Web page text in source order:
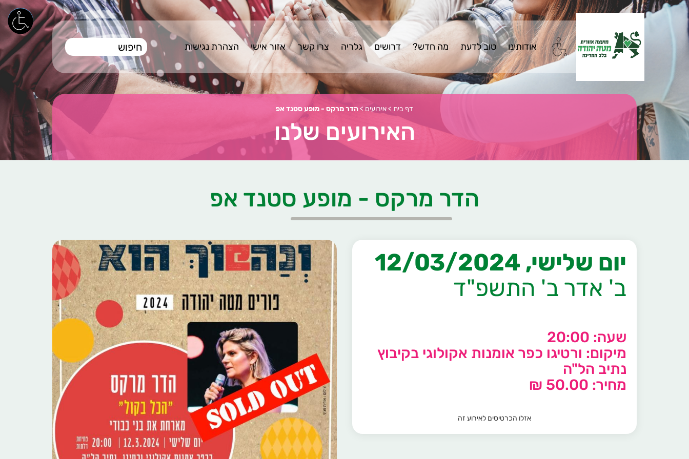
אודותינו טוב לדעת מה חדש? דרושים גלריה צרו קשר אזור אישי הצהרת נגישות
דף בית >אירועים>הדר מרקס - מופע סטנד אפ
האירועים שלנו
הדר מרקס - מופע סטנד אפ
יום שלישי, 12/03/2024
ב' אדר ב' התשפ"ד
שעה: 20:00
מיקום: ורטיגו כפר אומנות אקולוגי בקיבוץ
נתיב הל"ה
מחיר: 50.00 ₪
אזלו הכרטיסים לאירוע זה